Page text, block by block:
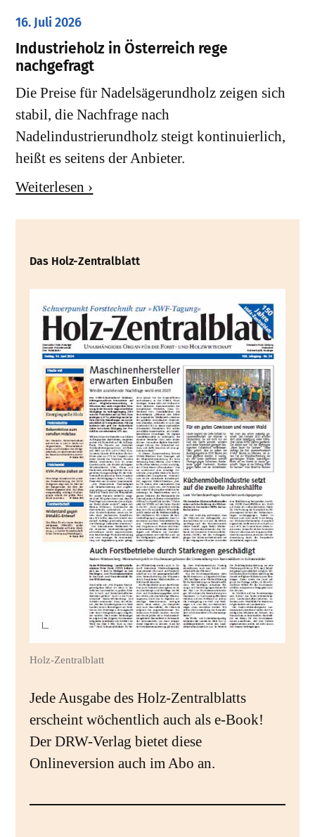
16. Juli 2026
Industrieholz in Österreich rege
nachgefragt
Die Preise für Nadelsägerundholz zeigen sich
stabil, die Nachfrage nach
Nadelindustrierundholz steigt kontinuierlich,
heißt es seitens der Anbieter.
Weiterlesen ›
Das Holz-Zentralblatt
Holz-Zentralblatt
Jede Ausgabe des Holz-Zentralblatts
erscheint wöchentlich auch als e-Book!
Der DRW-Verlag bietet diese
Onlineversion auch im Abo an.